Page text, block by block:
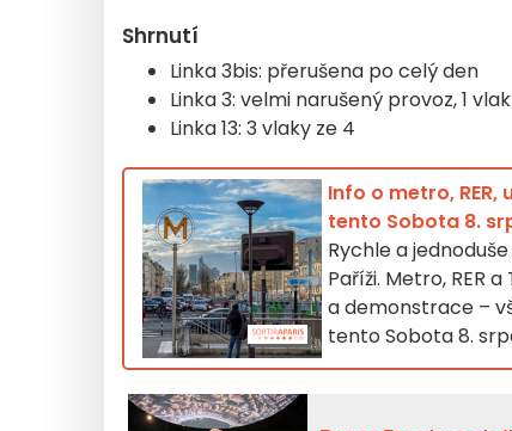
Shrnutí
Linka 3bis: přerušena po celý den
Linka 3: velmi narušený provoz, 1
Linka 13: 3 vlaky ze 4
Info o metro,
tento Sobota 8.
Rychle a
Paříži. Metro, RER
a demonstrace –
tento Sobota 8.